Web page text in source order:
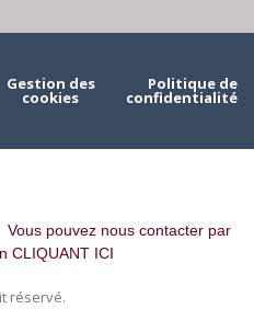
Gestion des
cookies
Politique de
confidentialité
Vous pouvez nous contacter par
CLIQUANT ICI
réservé.